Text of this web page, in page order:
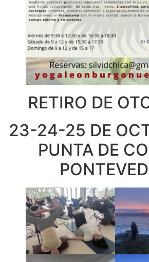
RETIRO DE
23-24-25 DE
PUNTA DE